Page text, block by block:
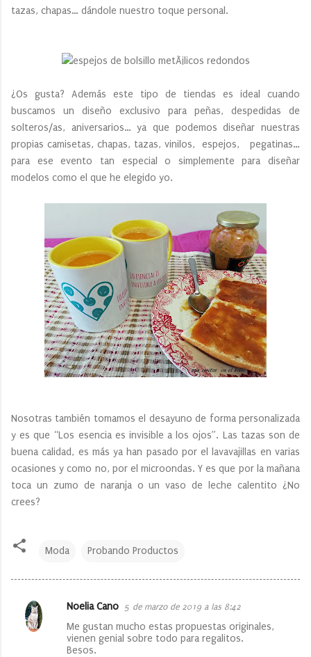
tazas, chapas… dándole nuestro toque personal.
¿Os gusta? Además este tipo de tiendas es ideal cuando
buscamos un diseño exclusivo para peñas, despedidas de
solteros/as, aniversarios… ya que podemos diseñar nuestras
propias camisetas, chapas, tazas, vinilos, espejos, pegatinas…
para ese evento tan especial o simplemente para diseñar
modelos como el que he elegido yo.
Nosotras también tomamos el desayuno de forma personalizada
y es que “Los esencia es invisible a los ojos”. Las tazas son de
buena calidad, es más ya han pasado por el lavavajillas en varias
ocasiones y como no, por el microondas. Y es que por la mañana
toca un zumo de naranja o un vaso de leche calentito ¿No
crees?
Moda Probando Productos
C
o
Noelia Cano 5 de marzo de 2019 a las 8:42
Me gustan mucho estas propuestas originales,
vienen genial sobre todo para regalitos.
Besos.